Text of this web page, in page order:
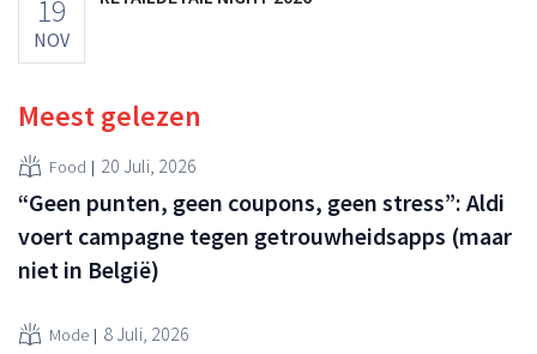
19
NOV
Meest gelezen
Food 20 Juli, 2026
“Geen punten, geen coupons, geen stress”: Aldi
voert campagne tegen getrouwheidsapps (maar
niet in België)
Mode 8 Juli, 2026